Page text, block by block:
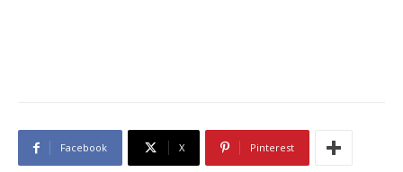
Facebook X Pinterest